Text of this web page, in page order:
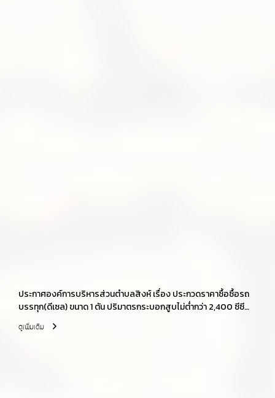
ประกาศองค์การบริหารส่วนตำบลสิงห์ เรื่อง ประกวดราคาซื้อซื้อรถ
บรรทุก(ดีเซล) ขนาด 1 ตัน ปริมาตรกระบอกสูบไม่ต่ำกว่า 2,400 ซีซี
หรือกำลังเครื่องยนต์สูงสุดไม่ต่ำกว่า 110 กิโลวัตต์ ขับเคลื่อน 2 ล้อ
แบบดับเบิ้ลแค็บ ด้วยวิธีประกวดราคาอิเล็กทรอนิกส์ (e-bidding)
ดูเพิ่มเติม